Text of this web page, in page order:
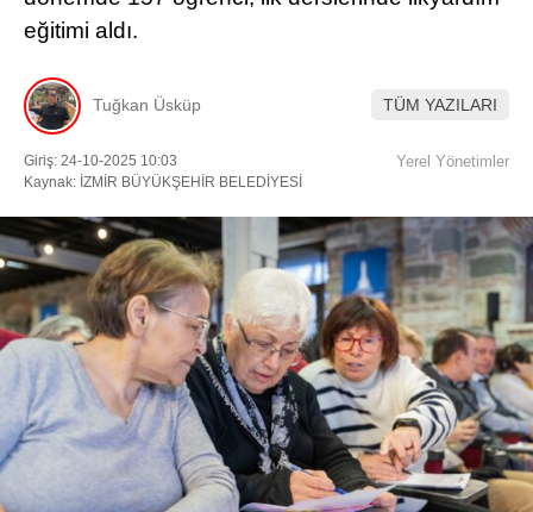
Facebook
Instagram
Youtube
TikTok
DIĞER
eğitimi aldı.
Tuğkan Üsküp TÜM YAZILARI
Giriş: 24-10-2025 10:03
Kaynak: İZMİR BÜYÜKŞEHİR BELEDİYESİ
Yerel Yönetimler